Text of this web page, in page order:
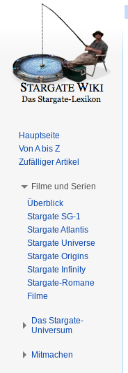
Hauptseite
Von A bis Z
Zufälliger Artikel
Filme und Serien
Überblick
Stargate SG-1
Stargate Atlantis
Stargate Universe
Stargate Origins
Stargate Infinity
Stargate-Romane
Filme
Das Stargate-
Universum
Mitmachen